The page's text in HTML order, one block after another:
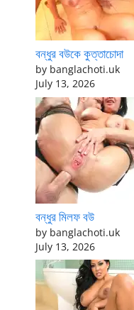
বন্ধুর বউকে কুত্তাচোদা
by banglachoti.uk
July 13, 2026
বন্ধুর মিলফ বউ
by banglachoti.uk
July 13, 2026